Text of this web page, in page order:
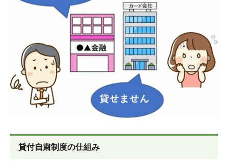
貸付自粛制度の仕組み